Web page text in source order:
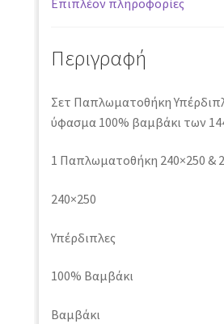
Επιπλέον πληροφορίες
Περιγραφή
Σετ Παπλωματοθήκη
ύφασμα 100% βαμβάκι των
1 Παπλωματοθήκη 240×250 &
240×250
Υπέρδιπλες
100% Βαμβάκι
Βαμβάκι